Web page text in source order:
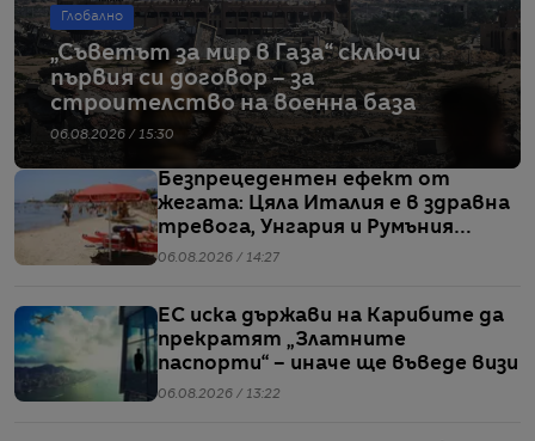
Глобално
„Съветът за мир в Газа“ сключи
първия си договор – за
строителство на военна база
06.08.2026 / 15:30
Безпрецедентен ефект от
жегата: Цяла Италия е в здравна
тревога, Унгария и Румъния
пестят електричество
06.08.2026 / 14:27
ЕС иска държави на Карибите да
прекратят „Златните
паспорти“ – иначе ще въведе визи
06.08.2026 / 13:22